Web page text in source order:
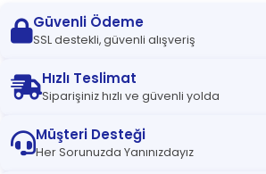
Güvenli Ödeme
SSL destekli, güvenli alışveriş
Hızlı Teslimat
Siparişiniz hızlı ve güvenli yolda
Müşteri Desteği
Her Sorunuzda Yanınızdayız